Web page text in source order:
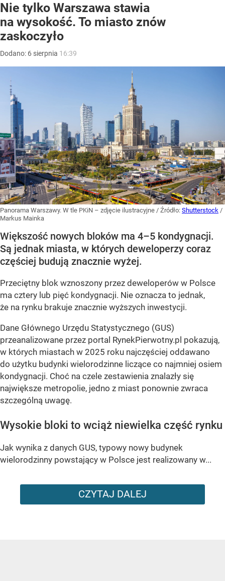
Nie tylko Warszawa stawia
na wysokość. To miasto znów
zaskoczyło
Dodano: 6 sierpnia 16:39
Panorama Warszawy. W tle PKiN – zdjęcie ilustracyjne / Źródło: Shutterstock /
Markus Mainka
Większość nowych bloków ma 4–5 kondygnacji.
Są jednak miasta, w których deweloperzy coraz
częściej budują znacznie wyżej.
Przeciętny blok wznoszony przez deweloperów w Polsce
ma cztery lub pięć kondygnacji. Nie oznacza to jednak,
że na rynku brakuje znacznie wyższych inwestycji.
Dane Głównego Urzędu Statystycznego (GUS)
przeanalizowane przez portal RynekPierwotny.pl pokazują,
w których miastach w 2025 roku najczęściej oddawano
do użytku budynki wielorodzinne liczące co najmniej osiem
kondygnacji. Choć na czele zestawienia znalazły się
największe metropolie, jedno z miast ponownie zwraca
szczególną uwagę.
Wysokie bloki to wciąż niewielka część rynku
Jak wynika z danych GUS, typowy nowy budynek
wielorodzinny powstający w Polsce jest realizowany w...
CZYTAJ DALEJ